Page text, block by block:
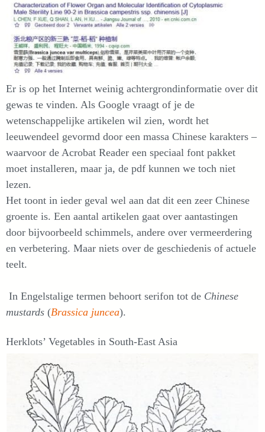
Er is op het Internet weinig achtergrondinformatie over dit
gewas te vinden. Als Google vraagt of je de
wetenschappelijke artikelen wil zien, wordt het
leeuwendeel gevormd door een massa Chinese karakters –
waarvoor de Acrobat Reader een speciaal font pakket
moet installeren, maar ja, de pdf kunnen we toch niet
lezen.
Het toont in ieder geval wel aan dat dit een zeer Chinese
groente is. Een aantal artikelen gaat over aantastingen
door bijvoorbeeld schimmels, andere over vermeerdering
en verbetering. Maar niets over de geschiedenis of actuele
teelt.
In Engelstalige termen behoort serifon tot de Chinese
mustards (Brassica juncea).
Herklots’ Vegetables in South-East Asia